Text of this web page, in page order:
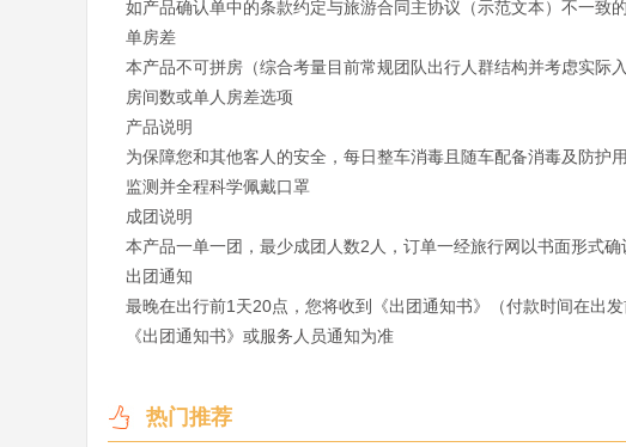
如产品确认单中的条款约定与旅游合同主协议（示范文本）不一致
单房差
本产品不可拼房（综合考量目前常规团队出行人群结构并考虑实
房间数或单人房差选项
产品说明
为保障您和其他客人的安全，每日整车消毒且随车配备消毒及防
监测并全程科学佩戴口罩
成团说明
本产品一单一团，最少成团人数2人，订单一经旅行网以书面形式
出团通知
最晚在出行前1天20点，您将收到《出团通知书》（付款时间在出
《出团通知书》或服务人员通知为准
热门推荐